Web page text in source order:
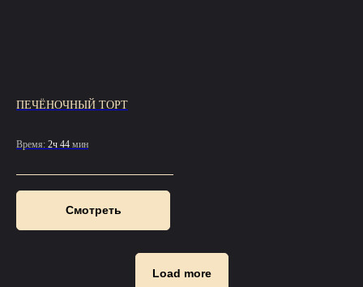
ПЕЧЁНОЧНЫЙ ТОРТ
Время: 2ч 44 мин
Смотреть
Load more